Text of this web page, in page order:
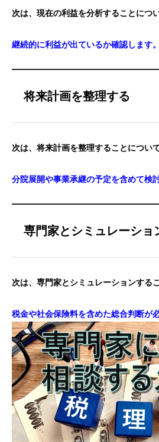
次は、現在の利益を分析することにつ
継続的に利益が出ているか確認します。
将来計画を整理する
次は、将来計画を整理することについて
分院展開や事業承継の予定を含めて検
専門家とシミュレーショ
次は、専門家とシミュレーションする
税金や社会保険料を含めた総合判断が